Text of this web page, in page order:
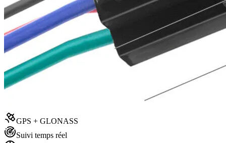
GPS + GLONASS
Suivi temps réel